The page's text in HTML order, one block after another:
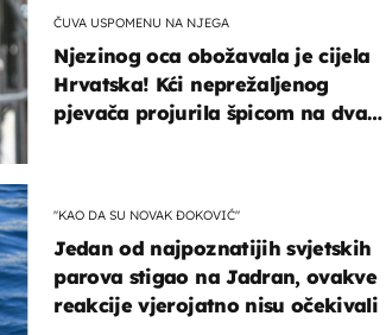
ČUVA USPOMENU NA NJEGA
Njezinog oca obožavala je cijela
Hrvatska! Kći neprežaljenog
pjevača projurila špicom na dva
"KAO DA SU NOVAK ĐOKOVIĆ"
Jedan od najpoznatijih svjetskih
parova stigao na Jadran, ovakve
reakcije vjerojatno nisu očekivali